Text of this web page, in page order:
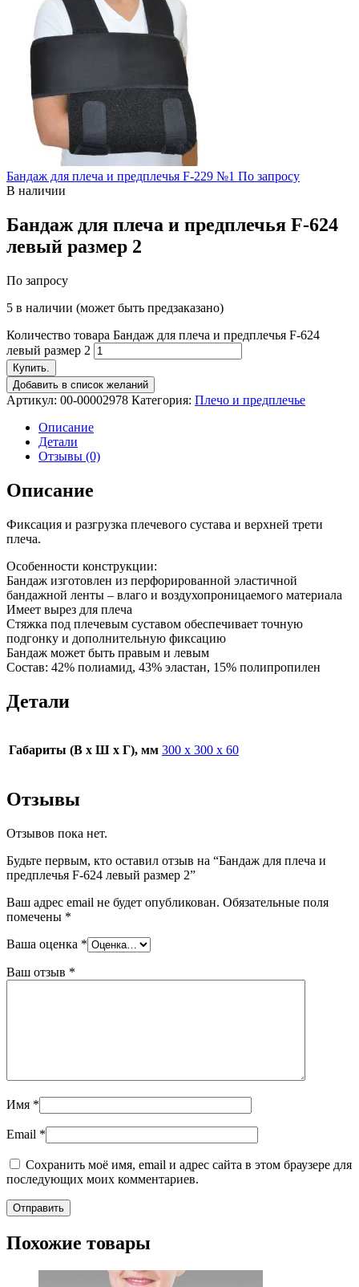
Бандаж для плеча и предплечья F-229 №1 По запросу
В наличии
Бандаж для плеча и предплечья F-624
левый размер 2
По запросу
5 в наличии (может быть предзаказано)
Количество товара Бандаж для плеча и предплечья F-624
левый размер 2
Купить.
Добавить в список желаний
Артикул: 00-00002978 Категория: Плечо и предплечье
Описание
Детали
Отзывы (0)
Описание
Фиксация и разгрузка плечевого сустава и верхней трети
плеча.
Особенности конструкции:
Бандаж изготовлен из перфорированной эластичной
бандажной ленты – влаго и воздухопроницаемого материала
Имеет вырез для плеча
Стяжка под плечевым суставом обеспечивает точную
подгонку и дополнительную фиксацию
Бандаж может быть правым и левым
Состав: 42% полиамид, 43% эластан, 15% полипропилен
Детали
Габариты (В х Ш х Г), мм 300 х 300 х 60
Отзывы
Отзывов пока нет.
Будьте первым, кто оставил отзыв на “Бандаж для плеча и
предплечья F-624 левый размер 2”
Ваш адрес email не будет опубликован. Обязательные поля
помечены *
Ваша оценка *
Ваш отзыв *
Имя *
Email *
Сохранить моё имя, email и адрес сайта в этом браузере для
последующих моих комментариев.
Похожие товары